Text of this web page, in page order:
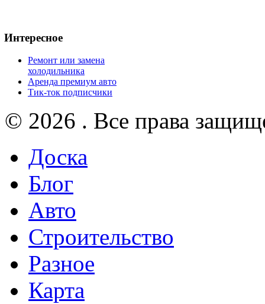
Интересное
Ремонт или замена
холодильника
Аренда премиум авто
Тик-ток подписчики
© 2026 . Все права
Доска
Блог
Авто
Строительство
Разное
Карта